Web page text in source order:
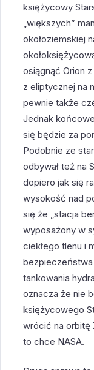
księżycowy
„większych”
okołoziemskiej
osiągnąć Orion
z eliptycznej na
pewnie także
Jednak
się będzie za
Podobnie ze
odbywał też na
dopiero jak się
wysokość nad
się że „stacja
wyposażony w
ciekłego tlenu i
tankowania
oznacza że nie
księżycowego
wrócić na orbitę
to chce NASA.